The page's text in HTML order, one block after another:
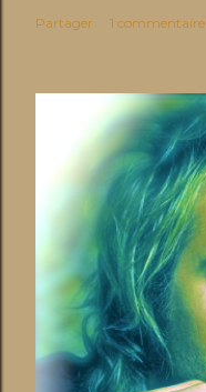
Partager 1 commentaire